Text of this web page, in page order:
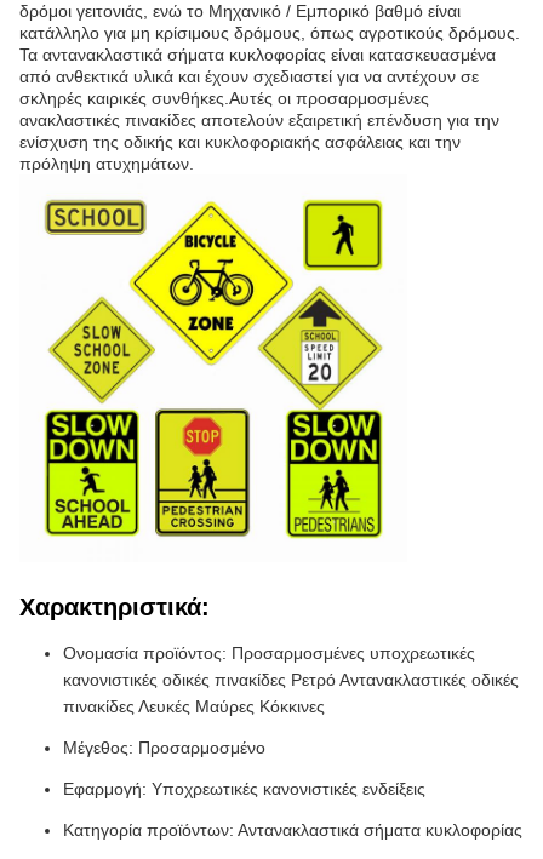
δρόμοι γειτονιάς, ενώ το Μηχανικό / Εμπορικό βαθμό είναι
κατάλληλο για μη κρίσιμους δρόμους, όπως αγροτικούς δρόμους.
Τα αντανακλαστικά σήματα κυκλοφορίας είναι κατασκευασμένα
από ανθεκτικά υλικά και έχουν σχεδιαστεί για να αντέχουν σε
σκληρές καιρικές συνθήκες.Αυτές οι προσαρμοσμένες
ανακλαστικές πινακίδες αποτελούν εξαιρετική επένδυση για την
ενίσχυση της οδικής και κυκλοφοριακής ασφάλειας και την
πρόληψη ατυχημάτων.
Χαρακτηριστικά:
Ονομασία προϊόντος: Προσαρμοσμένες υποχρεωτικές
κανονιστικές οδικές πινακίδες Ρετρό Αντανακλαστικές οδικές
πινακίδες Λευκές Μαύρες Κόκκινες
Μέγεθος: Προσαρμοσμένο
Εφαρμογή: Υποχρεωτικές κανονιστικές ενδείξεις
Κατηγορία προϊόντων: Αντανακλαστικά σήματα κυκλοφορίας